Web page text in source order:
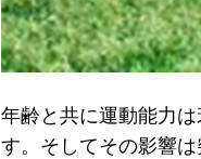
年齢と共に運動能力
す。そしてその影響